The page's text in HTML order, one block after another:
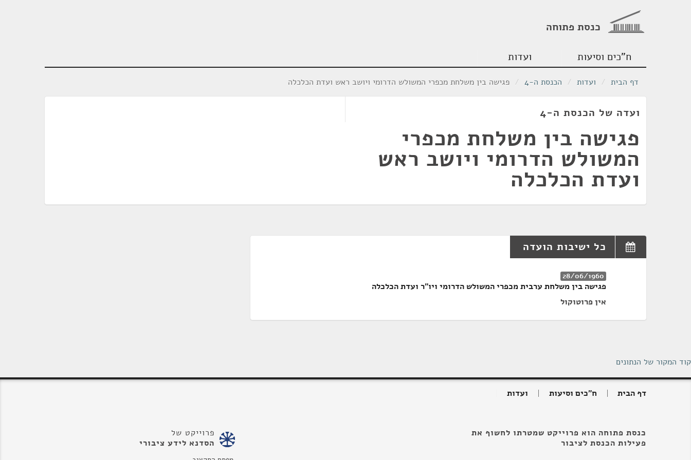
כנסת פתוחה
ח"כים וסיעות ועדות
דף הבית / ועדות / הכנסת ה-4 / פגישה בין משלחת מכפרי המשולש הדרומי ויושב ראש ועדת הכלכלה
ועדה של הכנסת ה-4
פגישה בין משלחת מכפרי
המשולש הדרומי ויושב ראש
ועדת הכלכלה
כל ישיבות הועדה
28/06/1960
פגישה בין משלחת ערבית מכפרי המשולש הדרומי ויו"ר ועדת הכלכלה
אין פרוטוקול
קוד המקור של הנתונים
דף הבית ח"כים וסיעות ועדות
כנסת פתוחה הוא פרוייקט שמטרתו לחשוף את
פעילות הכנסת לציבור
פרוייקט של
הסדנא לידע ציבורי